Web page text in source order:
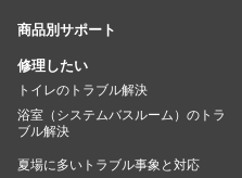
商品別サポート
修理したい
トイレのトラブル解決
浴室（システムバスルーム）のトラ
ブル解決
夏場に多いトラブル事象と対応